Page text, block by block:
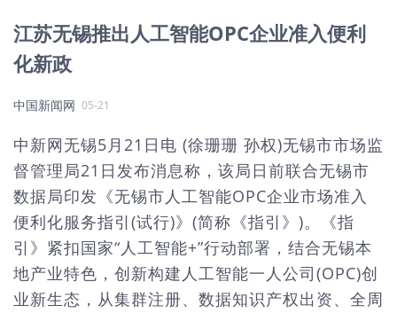
江苏无锡推出人工智能OPC企业准入便利
化新政
中国新闻网 05-21
中新网无锡5月21日电 (徐珊珊 孙权)无锡市市场监
督管理局21日发布消息称，该局日前联合无锡市
数据局印发《无锡市人工智能OPC企业市场准入
便利化服务指引(试行)》(简称《指引》)。《指
引》紧扣国家“人工智能+”行动部署，结合无锡本
地产业特色，创新构建人工智能一人公司(OPC)创
业新生态，从集群注册、数据知识产权出资、全周